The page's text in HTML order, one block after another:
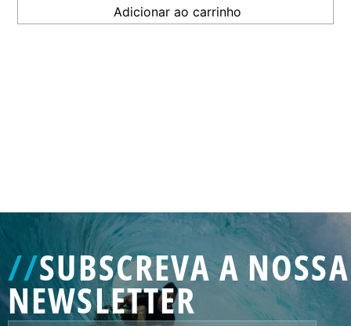
GENERATED
GENERATED
//SUBSCREVA A NOSSA
NEWSLETTER